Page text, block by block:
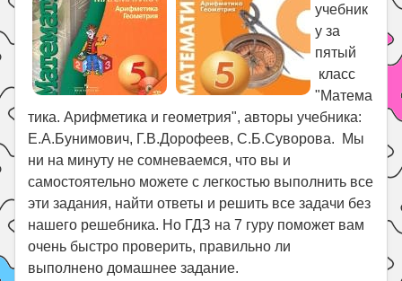
учебник
у за
пятый
класс
"Матема
тика. Арифметика и геометрия", авторы учебника:
Е.А.Бунимович, Г.В.Дорофеев, С.Б.Суворова. Мы
ни на минуту не сомневаемся, что вы и
самостоятельно можете с легкостью выполнить все
эти задания, найти ответы и решить все задачи без
нашего решебника. Но ГДЗ на 7 гуру поможет вам
очень быстро проверить, правильно ли
выполнено домашнее задание.